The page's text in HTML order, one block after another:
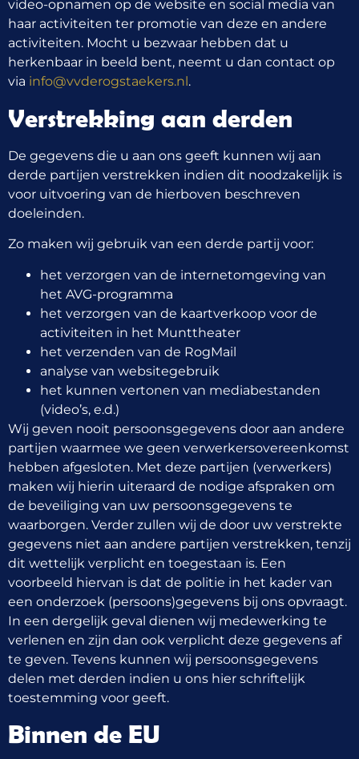
video-opnamen op de website en social media van
haar activiteiten ter promotie van deze en andere
activiteiten. Mocht u bezwaar hebben dat u
herkenbaar in beeld bent, neemt u dan contact op
via info@vvderogstaekers.nl .
Verstrekking aan derden
De gegevens die u aan ons geeft kunnen wij aan
derde partijen verstrekken indien dit noodzakelijk is
voor uitvoering van de hierboven beschreven
doeleinden.
Zo maken wij gebruik van een derde partij voor:
het verzorgen van de internetomgeving van
het AVG-programma
het verzorgen van de kaartverkoop voor de
activiteiten in het Munttheater
het verzenden van de RogMail
analyse van websitegebruik
het kunnen vertonen van mediabestanden
(video’s, e.d.)
Wij geven nooit persoonsgegevens door aan andere
partijen waarmee we geen verwerkersovereenkomst
hebben afgesloten. Met deze partijen (verwerkers)
maken wij hierin uiteraard de nodige afspraken om
de beveiliging van uw persoonsgegevens te
waarborgen. Verder zullen wij de door uw verstrekte
gegevens niet aan andere partijen verstrekken, tenzij
dit wettelijk verplicht en toegestaan is. Een
voorbeeld hiervan is dat de politie in het kader van
een onderzoek (persoons)gegevens bij ons opvraagt.
In een dergelijk geval dienen wij medewerking te
verlenen en zijn dan ook verplicht deze gegevens af
te geven. Tevens kunnen wij persoonsgegevens
delen met derden indien u ons hier schriftelijk
toestemming voor geeft.
Binnen de EU